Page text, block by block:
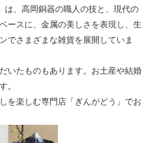
は、高岡銅器の職人の技と、現代の
ースに、金属の美しさを表現し、生
でさまざまな雑貨を展開していま
いたものもあります。お土産や結婚
。
を楽しむ専門店「ぎんがどう」でお